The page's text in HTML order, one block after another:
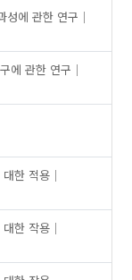
성에 관한 연구
에 관한 연구
한 적용
한 작용